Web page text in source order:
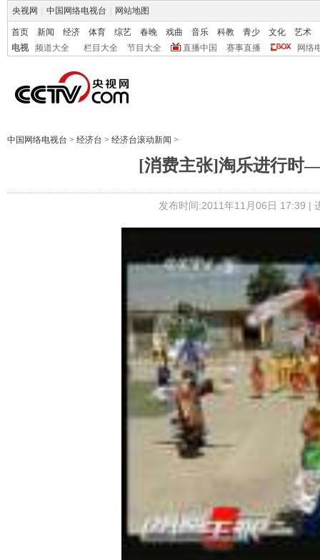
央视网 中国网络电视台 网站地图
首页 新闻 经济 体育 综艺 春晚 戏曲 音乐 科教 青少 文化
艺术
电视
频道大全 栏目大全 节目大全 直播中国 赛事直播 网络
中国网络电视台 > 经济台 > 经济台滚动新闻 >
[消费主张]淘乐进行时
发布时间:2011年11月06日 17:39 |